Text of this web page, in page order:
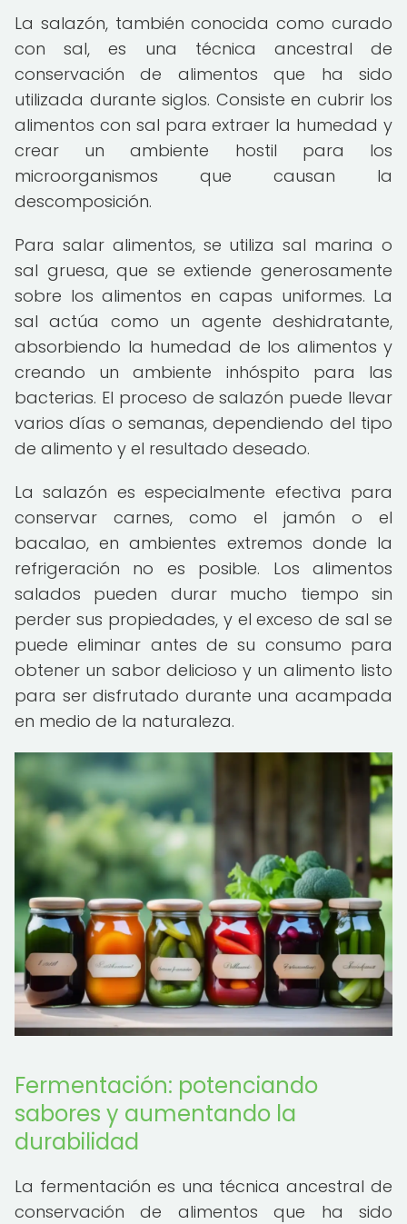
La salazón, también conocida como curado
con sal, es una técnica ancestral de
conservación de alimentos que ha sido
utilizada durante siglos. Consiste en cubrir los
alimentos con sal para extraer la humedad y
crear un ambiente hostil para los
microorganismos que causan la
descomposición.
Para salar alimentos, se utiliza sal marina o
sal gruesa, que se extiende generosamente
sobre los alimentos en capas uniformes. La
sal actúa como un agente deshidratante,
absorbiendo la humedad de los alimentos y
creando un ambiente inhóspito para las
bacterias. El proceso de salazón puede llevar
varios días o semanas, dependiendo del tipo
de alimento y el resultado deseado.
La salazón es especialmente efectiva para
conservar carnes, como el jamón o el
bacalao, en ambientes extremos donde la
refrigeración no es posible. Los alimentos
salados pueden durar mucho tiempo sin
perder sus propiedades, y el exceso de sal se
puede eliminar antes de su consumo para
obtener un sabor delicioso y un alimento listo
para ser disfrutado durante una acampada
en medio de la naturaleza.
Fermentación: potenciando
sabores y aumentando la
durabilidad
La fermentación es una técnica ancestral de
conservación de alimentos que ha sido